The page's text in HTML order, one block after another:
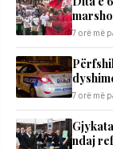
7 orë më
7 orë më
ndaj